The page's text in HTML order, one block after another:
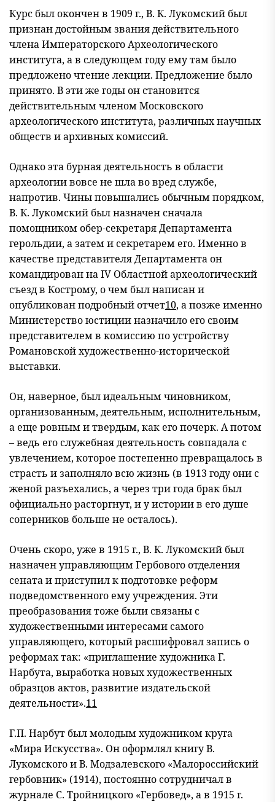
Курс был окончен в 1909 г., В. К. Лукомский был
признан достойным звания действительного
члена Императорского Археологического
института, а в следующем году ему там было
предложено чтение лекции. Предложение было
принято. В эти же годы он становится
действительным членом Московского
археологического института, различных научных
обществ и архивных комиссий.
Однако эта бурная деятельность в области
археологии вовсе не шла во вред службе,
напротив. Чины повышались обычным порядком,
В. К. Лукомский был назначен сначала
помощником обер-секретаря Департамента
герольдии, а затем и секретарем его. Именно в
качестве представителя Департамента он
командирован на IV Областной археологический
съезд в Кострому, о чем был написан и
опубликован подробный отчет10, а позже именно
Министерство юстиции назначило его своим
представителем в комиссию по устройству
Романовской художественно-исторической
выставки.
Он, наверное, был идеальным чиновником,
организованным, деятельным, исполнительным,
а еще ровным и твердым, как его почерк. А потом
– ведь его служебная деятельность совпадала с
увлечением, которое постепенно превращалось в
страсть и заполняло всю жизнь (в 1913 году они с
женой разъехались, а через три года брак был
официально расторгнут, и у истории в его душе
соперников больше не осталось).
Очень скоро, уже в 1915 г., В. К. Лукомский был
назначен управляющим Гербового отделения
сената и приступил к подготовке реформ
подведомственного ему учреждения. Эти
преобразования тоже были связаны с
художественными интересами самого
управляющего, который расшифровал запись о
реформах так: «приглашение художника Г.
Нарбута, выработка новых художественных
образцов актов, развитие издательской
деятельности».11
Г.П. Нарбут был молодым художником круга
«Мира Искусства». Он оформлял книгу В.
Лукомского и В. Модзалевского «Малороссийский
гербовник» (1914), постоянно сотрудничал в
журнале С. Тройницкого «Гербовед», а в 1915 г.